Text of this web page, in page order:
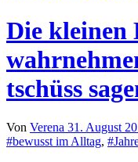
Die kleinen
tschüss
Von Verena 31. August
#bewusst im Alltag,